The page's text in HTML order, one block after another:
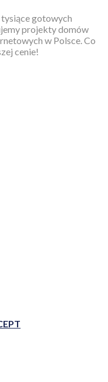
gotowych
projekty domów
w Polsce. Co
cenie!